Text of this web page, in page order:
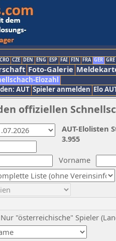
CRO CZE DEN ENG ESP FAI FIN FRA GER GRE
Foto-Galerie
Elozahl
AUT Spieler anmelden Elo
offiziellen
Vorname
Nur "österreichische" Spieler
AUT-Elolisten
3.955